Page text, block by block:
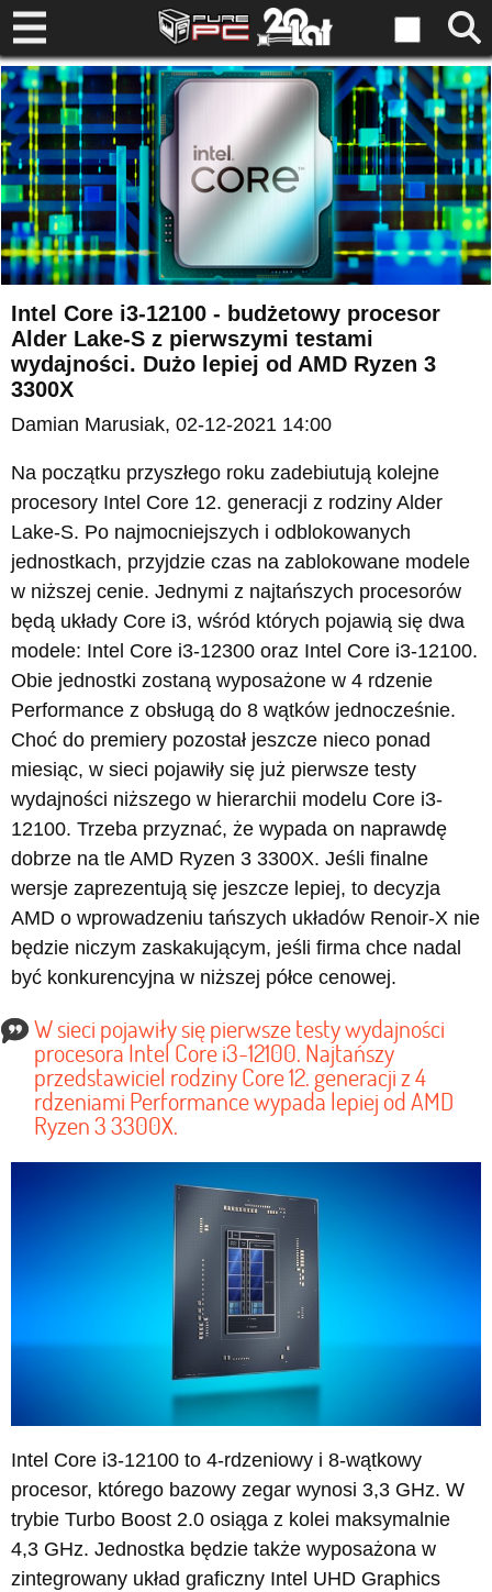
Intel Core i3-12100 - budżetowy procesor
Alder Lake-S z pierwszymi testami
wydajności. Dużo lepiej od AMD Ryzen 3
3300X
Damian Marusiak, 02-12-2021 14:00
Na początku przyszłego roku zadebiutują kolejne
procesory Intel Core 12. generacji z rodziny Alder
Lake-S. Po najmocniejszych i odblokowanych
jednostkach, przyjdzie czas na zablokowane modele
w niższej cenie. Jednymi z najtańszych procesorów
będą układy Core i3, wśród których pojawią się dwa
modele: Intel Core i3-12300 oraz Intel Core i3-12100.
Obie jednostki zostaną wyposażone w 4 rdzenie
Performance z obsługą do 8 wątków jednocześnie.
Choć do premiery pozostał jeszcze nieco ponad
miesiąc, w sieci pojawiły się już pierwsze testy
wydajności niższego w hierarchii modelu Core i3-
12100. Trzeba przyznać, że wypada on naprawdę
dobrze na tle AMD Ryzen 3 3300X. Jeśli finalne
wersje zaprezentują się jeszcze lepiej, to decyzja
AMD o wprowadzeniu tańszych układów Renoir-X nie
będzie niczym zaskakującym, jeśli firma chce nadal
być konkurencyjna w niższej półce cenowej.
W sieci pojawiły się pierwsze testy wydajności
procesora Intel Core i3-12100. Najtańszy
przedstawiciel rodziny Core 12. generacji z 4
rdzeniami Performance wypada lepiej od AMD
Ryzen 3 3300X.
Intel Core i3-12100 to 4-rdzeniowy i 8-wątkowy
procesor, którego bazowy zegar wynosi 3,3 GHz. W
trybie Turbo Boost 2.0 osiąga z kolei maksymalnie
4,3 GHz. Jednostka będzie także wyposażona w
zintegrowany układ graficzny Intel UHD Graphics